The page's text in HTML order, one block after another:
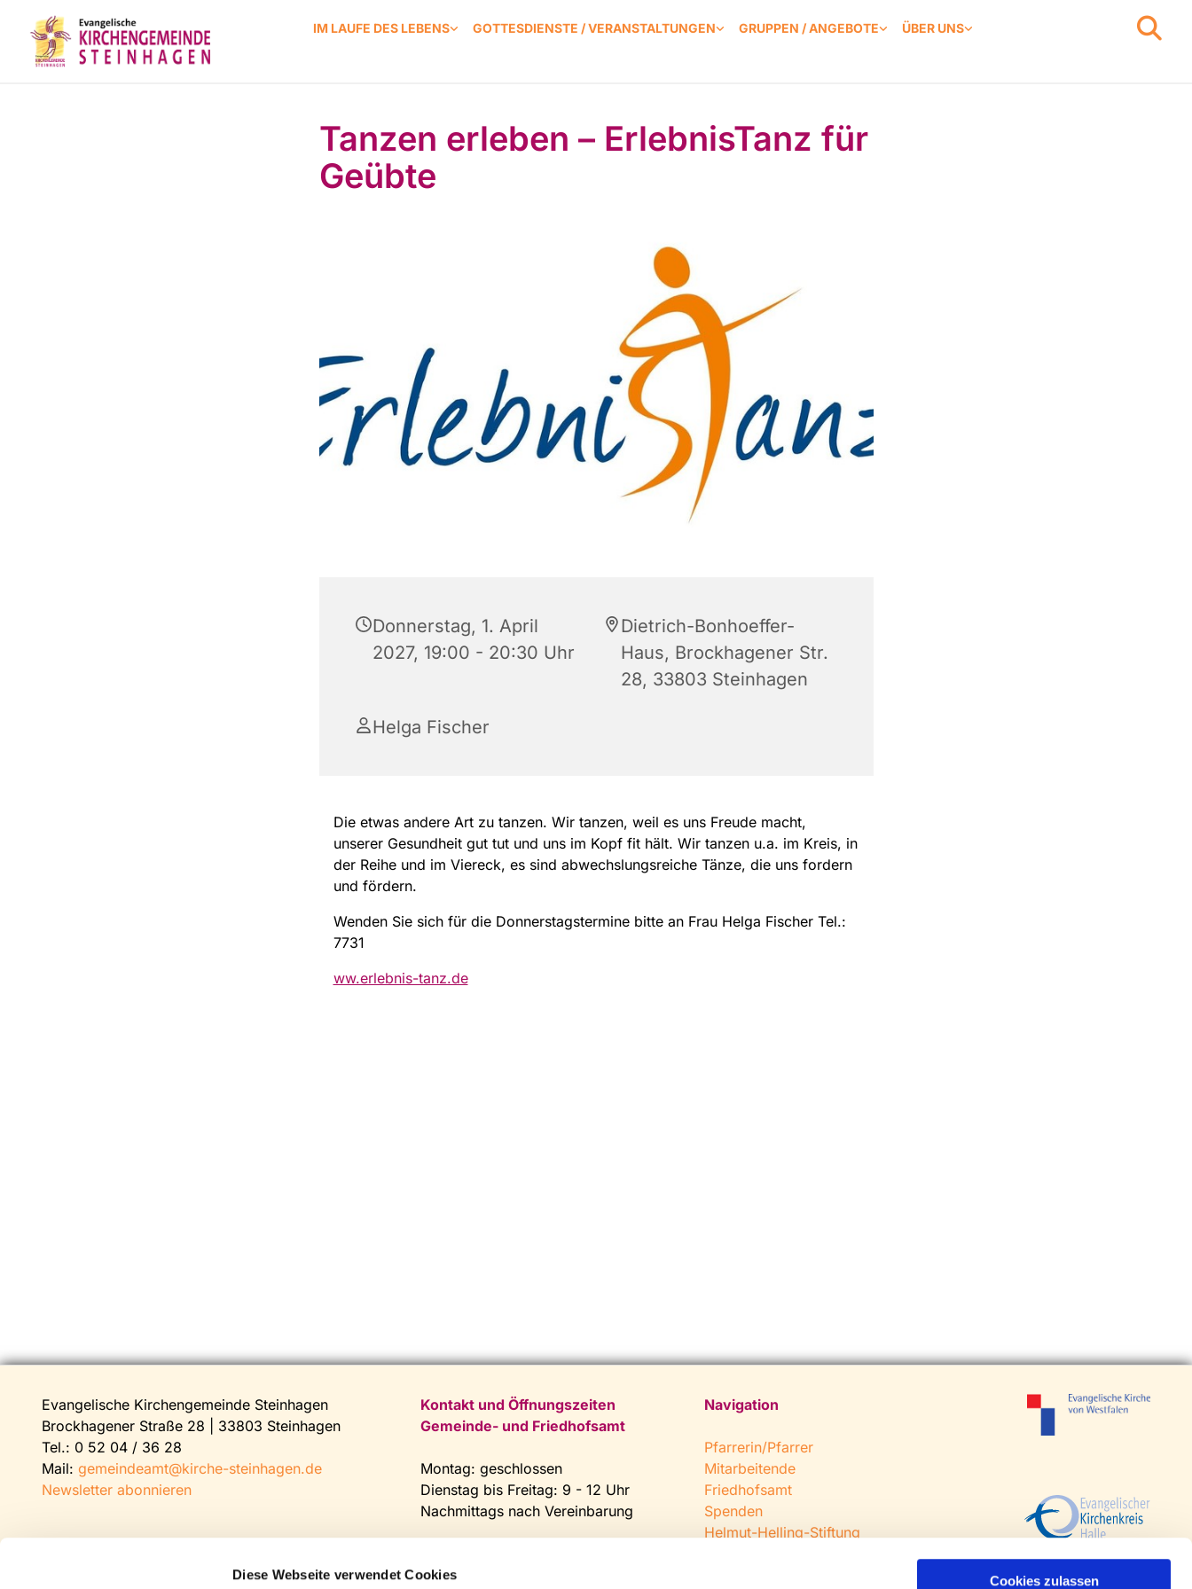
Diese Webseite verwendet Cookies Cookies zulassen
IM LAUFE DES LEBENS GOTTESDIENSTE / VERANSTALTUNGEN GRUPPEN / ANGEBOTE ÜBER UNS
Tanzen erleben – ErlebnisTanz für
Geübte
Donnerstag, 1. April
2027, 19:00 - 20:30 Uhr
Dietrich-Bonhoeffer-
Haus, Brockhagener Str.
28, 33803 Steinhagen
Helga Fischer
Die etwas andere Art zu tanzen. Wir tanzen, weil es uns Freude macht,
unserer Gesundheit gut tut und uns im Kopf fit hält. Wir tanzen u.a. im Kreis, in
der Reihe und im Viereck, es sind abwechslungsreiche Tänze, die uns fordern
und fördern.
Wenden Sie sich für die Donnerstagstermine bitte an Frau Helga Fischer Tel.:
7731
ww.erlebnis-tanz.de
Evangelische Kirchengemeinde Steinhagen
Brockhagener Straße 28 | 33803 Steinhagen
Tel.: 0 52 04 / 36 28
Mail: gemeindeamt@kirche-steinhagen.de
Newsletter abonnieren
Kontakt und Öffnungszeiten
Gemeinde- und Friedhofsamt
Montag: geschlossen
Dienstag bis Freitag: 9 - 12 Uhr
Nachmittags nach Vereinbarung
Fax: 0 52 04 / 25 65
Navigation
Pfarrerin/Pfarrer
Mitarbeitende
Friedhofsamt
Spenden
Helmut-Helling-Stiftung